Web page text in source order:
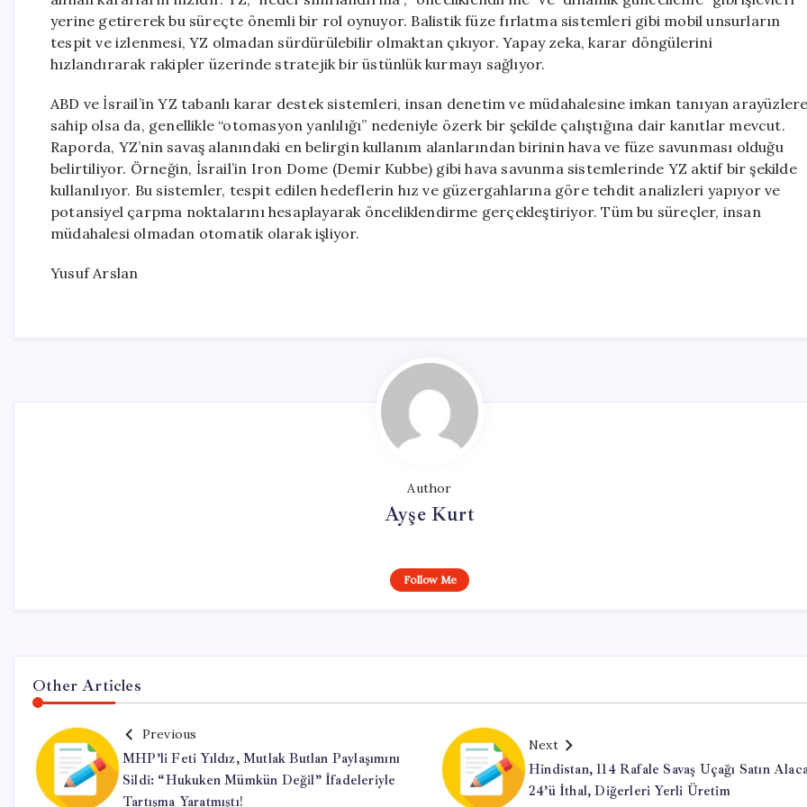
yerine getirerek bu süreçte önemli bir rol oynuyor. Balistik füze fırlatma sistemleri gibi mobil unsurların
tespit ve izlenmesi, YZ olmadan sürdürülebilir olmaktan çıkıyor. Yapay zeka, karar döngülerini
hızlandırarak rakipler üzerinde stratejik bir üstünlük kurmayı sağlıyor.
ABD ve İsrail’in YZ tabanlı karar destek sistemleri, insan denetim ve müdahalesine imkan tanıyan
sahip olsa da, genellikle “otomasyon yanlılığı” nedeniyle özerk bir şekilde çalıştığına dair kanıtlar mevcut.
Raporda, YZ’nin savaş alanındaki en belirgin kullanım alanlarından birinin hava ve füze savunması olduğu
belirtiliyor. Örneğin, İsrail’in Iron Dome (Demir Kubbe) gibi hava savunma sistemlerinde YZ aktif bir şekilde
kullanılıyor. Bu sistemler, tespit edilen hedeflerin hız ve güzergahlarına göre tehdit analizleri yapıyor ve
potansiyel çarpma noktalarını hesaplayarak önceliklendirme gerçekleştiriyor. Tüm bu süreçler, insan
müdahalesi olmadan otomatik olarak işliyor.
Yusuf Arslan
Author
Ayşe Kurt
Follow Me
Other Articles
Previous
MHP’li Feti Yıldız, Mutlak Butlan Paylaşımını
Sildi: “Hukuken Mümkün Değil” İfadeleriyle
Tartışma Yaratmıştı!
Next
Hindistan, 114 Rafale Savaş Uçağı Satın
24’ü İthal, Diğerleri Yerli Üretim